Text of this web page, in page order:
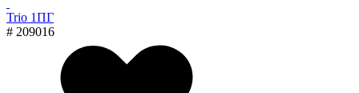
Trio 1ПГ
# 209016